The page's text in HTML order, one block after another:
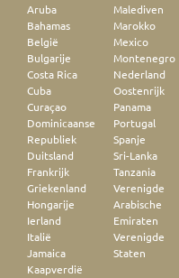
Aruba
Bahamas
België
Bulgarije
Costa Rica
Cuba
Curaçao
Dominicaanse
Republiek
Duitsland
Frankrijk
Griekenland
Hongarije
Ierland
Italië
Jamaica
Kaapverdië
Malediven
Marokko
Mexico
Montenegro
Nederland
Oostenrijk
Panama
Portugal
Spanje
Sri-Lanka
Tanzania
Verenigde
Arabische
Emiraten
Verenigde
Staten